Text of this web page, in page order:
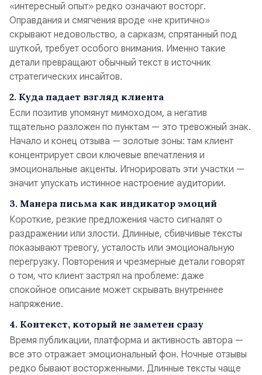
«интересный опыт» редко означают восторг.
Оправдания и смягчения вроде «не критично»
скрывают недовольство, а сарказм, спрятанный под
шуткой, требует особого внимания. Именно такие
детали превращают обычный текст в источник
стратегических инсайтов.
2. Куда падает взгляд клиента
Если позитив упомянут мимоходом, а негатив
тщательно разложен по пунктам — это тревожный знак.
Начало и конец отзыва — золотые зоны: там клиент
концентрирует свои ключевые впечатления и
эмоциональные акценты. Игнорировать эти участки —
значит упускать истинное настроение аудитории.
3. Манера письма как индикатор эмоций
Короткие, резкие предложения часто сигналят о
раздражении или злости. Длинные, сбивчивые тексты
показывают тревогу, усталость или эмоциональную
перегрузку. Повторения и чрезмерные детали говорят
о том, что клиент застрял на проблеме: даже
спокойное описание может скрывать внутреннее
напряжение.
4. Контекст, который не заметен сразу
Время публикации, платформа и активность автора —
все это отражает эмоциональный фон. Ночные отзывы
редко бывают восторженными. Длинные тексты чаще